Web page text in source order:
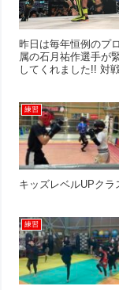
昨日は毎年恒例のプ
属の石月祐作選手が
してくれました!! 対
練習
キッズレベルUPク
練習